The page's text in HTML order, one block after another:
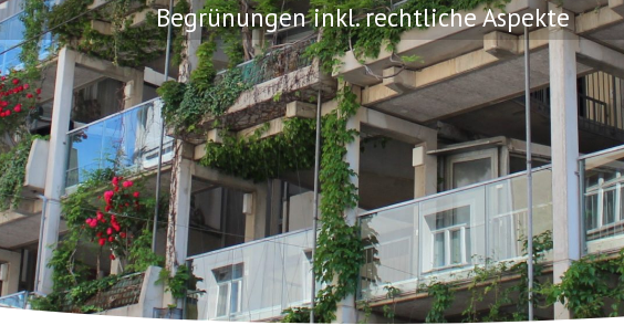
Begrünungen inkl. rechtliche Aspekte